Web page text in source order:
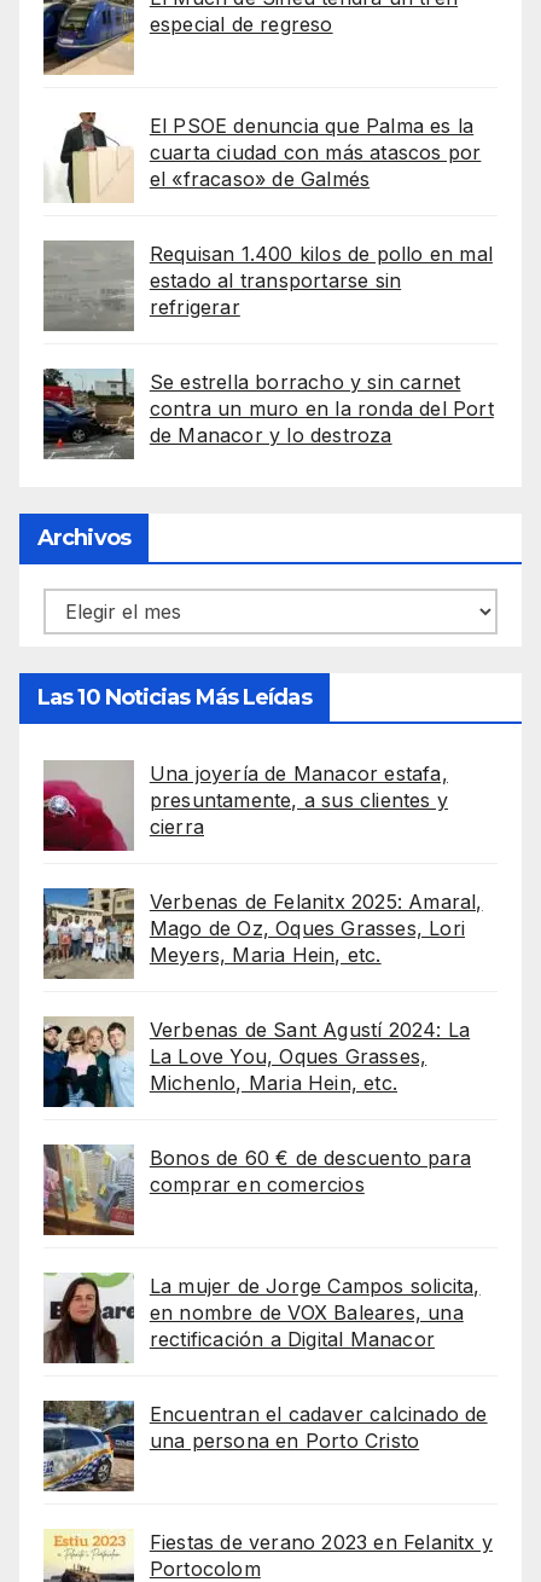
especial de regreso
El PSOE denuncia que Palma es la
cuarta ciudad con más atascos por
el «fracaso» de Galmés
Requisan 1.400 kilos de pollo en mal
estado al transportarse sin
refrigerar
Se estrella borracho y sin carnet
contra un muro en la ronda del Port
de Manacor y lo destroza
Archivos
Archivos
Las 10 Noticias Más Leídas
Una joyería de Manacor estafa,
presuntamente, a sus clientes y
cierra
Verbenas de Felanitx 2025: Amaral,
Mago de Oz, Oques Grasses, Lori
Meyers, Maria Hein, etc.
Verbenas de Sant Agustí 2024: La
La Love You, Oques Grasses,
Michenlo, Maria Hein, etc.
Bonos de 60 € de descuento para
comprar en comercios
La mujer de Jorge Campos solicita,
en nombre de VOX Baleares, una
rectificación a Digital Manacor
Encuentran el cadaver calcinado de
una persona en Porto Cristo
Fiestas de verano 2023 en Felanitx y
Portocolom